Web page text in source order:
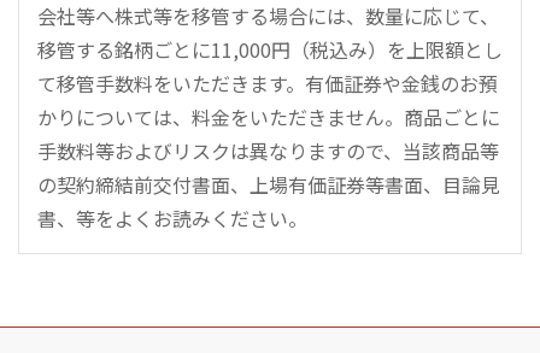
会社等へ株式等を移管する場合には、数量に応じて、
移管する銘柄ごとに11,000円（税込み）を上限額とし
て移管手数料をいただきます。有価証券や金銭のお預
かりについては、料金をいただきません。商品ごとに
手数料等およびリスクは異なりますので、当該商品等
の契約締結前交付書面、上場有価証券等書面、目論見
書、等をよくお読みください。
こ